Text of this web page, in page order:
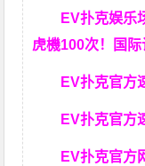
EV扑克娱乐
虎機100次！国际
EV扑克官方
EV扑克官方
EV扑克官方